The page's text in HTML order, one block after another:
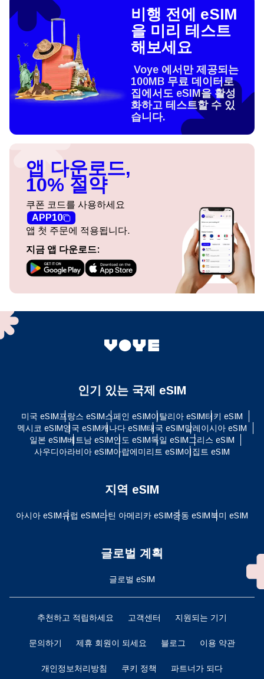
비행 전에 eSIM
을 미리 테스트
해보세요
Voye 에서만 제공되는
100MB 무료 데이터로
집에서도 eSIM을 활성
화하고 테스트할 수 있
습니다.
앱 다운로드,
10% 절약
쿠폰 코드를 사용하세요
APP10
앱 첫 주문에 적용됩니다.
지금 앱 다운로드:
인기 있는 국제 eSIM
미국 eSIM프랑스 eSIM스페인 eSIM이탈리아 eSIM터키 eSIM
멕시코 eSIM영국 eSIM캐나다 eSIM태국 eSIM말레이시아 eSIM
일본 eSIM베트남 eSIM인도 eSIM독일 eSIM그리스 eSIM
사우디아라비아 eSIM아랍에미리트 eSIM이집트 eSIM
지역 eSIM
아시아 eSIM유럽 ​​eSIM라틴 아메리카 eSIM중동 eSIM북미 eSIM
글로벌 계획
글로벌 eSIM
추천하고 적립하세요 고객센터 지원되는 기기
문의하기 제휴 회원이 되세요 블로그 이용 약관
개인정보처리방침 쿠키 정책 파트너가 되다